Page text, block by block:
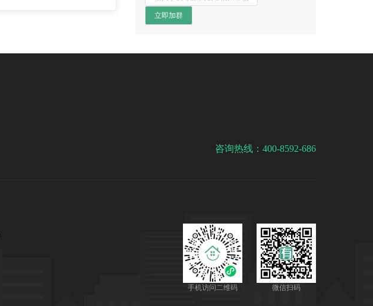
流年：周末一起约看房呀
立即加群
咨询热线：400-8592-686
手机访问二维码 微信扫码